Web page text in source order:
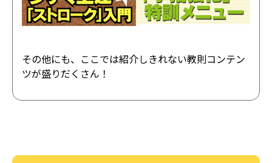
その他にも、ここでは紹介しきれない教則コンテン
ツが盛りだくさん！